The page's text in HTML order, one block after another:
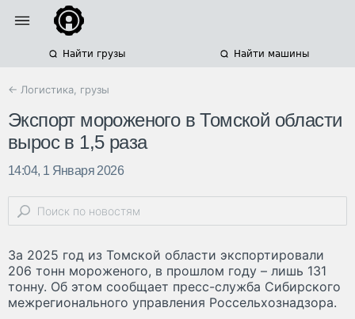
Найти грузы Найти машины
← Логистика, грузы
Экспорт мороженого в Томской области
вырос в 1,5 раза
14:04, 1 Января 2026
За 2025 год из Томской области экспортировали
206 тонн мороженого, в прошлом году – лишь 131
тонну. Об этом сообщает пресс-служба Сибирского
межрегионального управления Россельхознадзора.